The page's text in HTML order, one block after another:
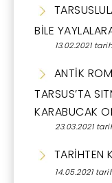
BİLE
13.02.2021
ANTİK
TARSUS’TA
KARABUCAK
23.03.2021
TARİHTEN
14.05.2021